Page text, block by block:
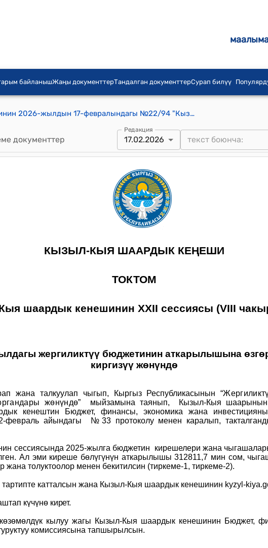
байланышЖаңы документтерТандалган документтерСурап билүү
Кызыл-Кыя шаардык кенешинин 2026-жылдын 17-февралындагы №22/94 "Кызыл-Кыя шаарынын 2025-жылдагы жергиликтүү бюджетинин аткарылышына өзгөртүүлөрдү жана толуктоолорду киргизүү жөнүндө" токтому
документтер
Редакция
17.02.2026